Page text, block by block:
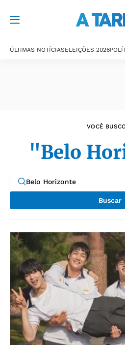
ÚLTIMAS NOTÍCIASELEIÇÕES 2026
VOCÊ
"Belo
Buscar